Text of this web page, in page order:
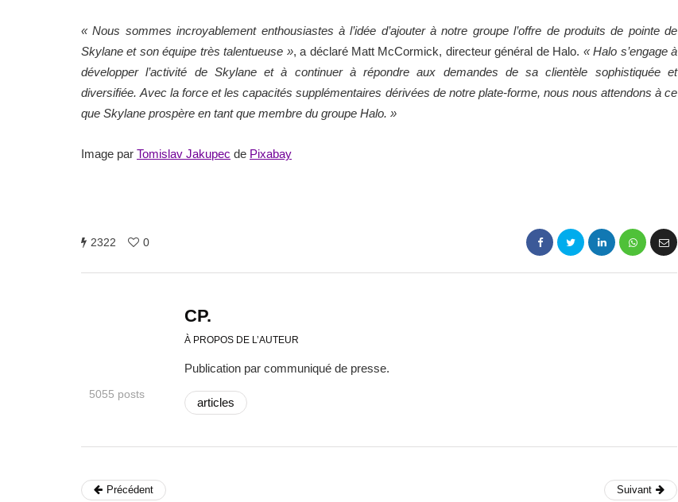
« Nous sommes incroyablement enthousiastes à l’idée d’ajouter à notre groupe l’offre de produits de pointe de
Skylane et son équipe très talentueuse », a déclaré Matt McCormick, directeur général de Halo. « Halo s’engage à
développer l’activité de Skylane et à continuer à répondre aux demandes de sa clientèle sophistiquée et
diversifiée. Avec la force et les capacités supplémentaires dérivées de notre plate-forme, nous nous attendons à ce
que Skylane prospère en tant que membre du groupe Halo. »
Image par Tomislav Jakupec de Pixabay
2322 0
5055 posts
CP.
À PROPOS DE L’AUTEUR
Publication par communiqué de presse.
articles
Précédent Suivant